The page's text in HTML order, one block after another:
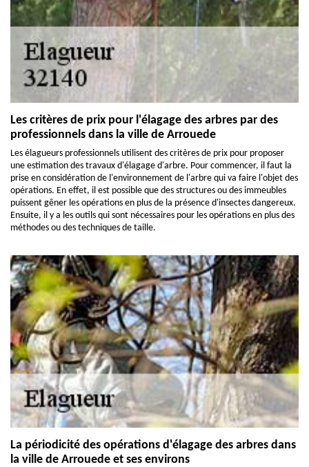
Les critères de prix pour l'élagage des arbres par des
professionnels dans la ville de Arrouede
Les élagueurs professionnels utilisent des critères de prix pour proposer
une estimation des travaux d'élagage d'arbre. Pour commencer, il faut la
prise en considération de l'environnement de l'arbre qui va faire l'objet des
opérations. En effet, il est possible que des structures ou des immeubles
puissent gêner les opérations en plus de la présence d'insectes dangereux.
Ensuite, il y a les outils qui sont nécessaires pour les opérations en plus des
méthodes ou des techniques de taille.
La périodicité des opérations d'élagage des arbres dans
la ville de Arrouede et ses environs